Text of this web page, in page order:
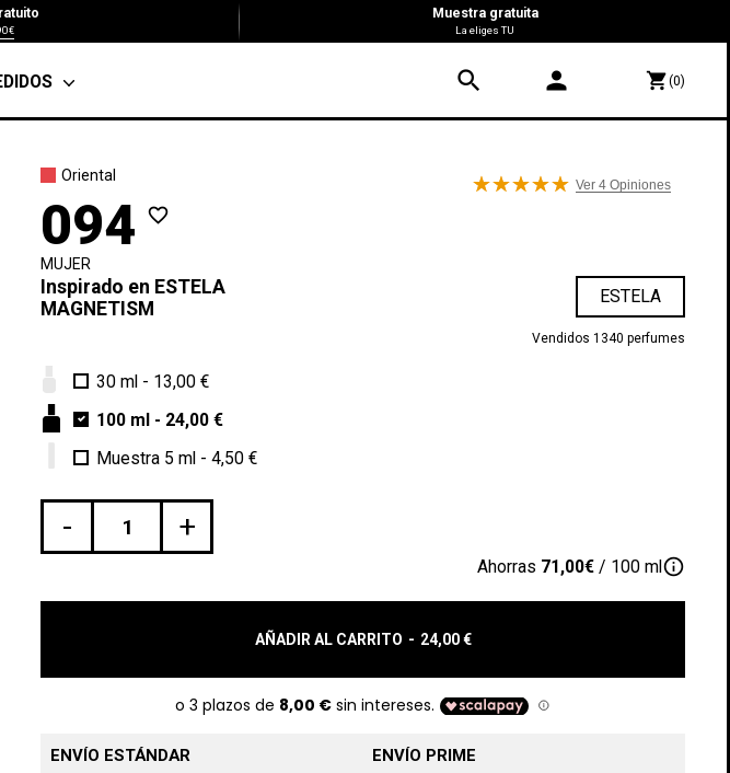
Muestra gratuita
La eliges TU
search person shopping_cart(0)
Oriental
Ver 4 Opiniones
094 favorite_border
MUJER
Inspirado en ESTELA
MAGNETISM
ESTELA
Vendidos 1340 perfumes
30 ml - 13,00 €
100 ml - 24,00 €
Muestra 5 ml - 4,50 €
- +
Ahorras 71,00€ / 100 mlinfo_outline
AÑADIR AL CARRITO - 24,00 €
ENVÍO ESTÁNDAR ENVÍO PRIME